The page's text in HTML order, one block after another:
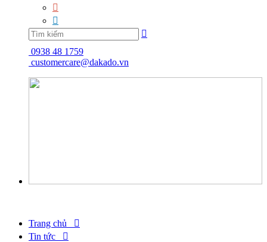



0938 48 1759
customercare@dakado.vn
Trang chủ

Tin tức
